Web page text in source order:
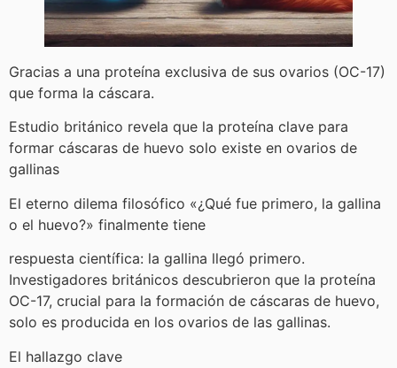
Gracias a una proteína exclusiva de sus ovarios (OC-17)
que forma la cáscara.
Estudio británico revela que la proteína clave para
formar cáscaras de huevo solo existe en ovarios de
gallinas
El eterno dilema filosófico «¿Qué fue primero, la gallina
o el huevo?» finalmente tiene
respuesta científica: la gallina llegó primero.
Investigadores británicos descubrieron que la proteína
OC-17, crucial para la formación de cáscaras de huevo,
solo es producida en los ovarios de las gallinas.
El hallazgo clave